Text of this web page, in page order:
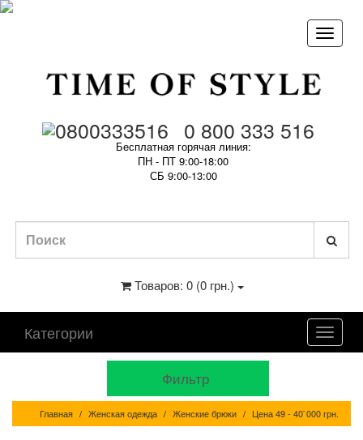
0 800 333 516
Бесплатная горячая линия:
ПН - ПТ 9:00-18:00
СБ 9:00-13:00
Товаров: 0 (0 грн.)
Категории
Фильтр
Главная Женская одежда Женские брюки Цена 49 - 40`000 грн.